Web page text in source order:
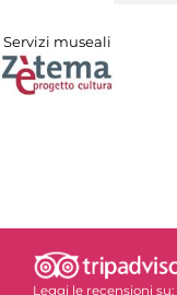
Servizi museali
Leggi le recensioni su: